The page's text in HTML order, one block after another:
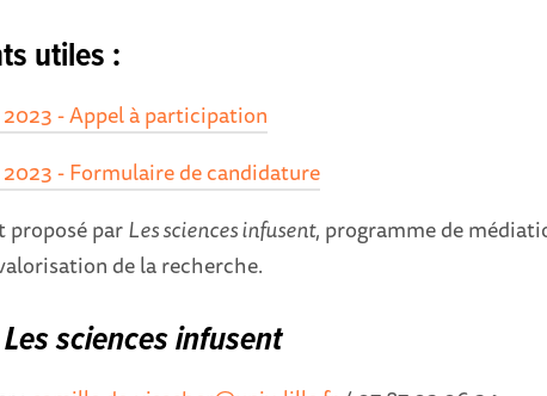
utiles :
2023 - Appel à participation
2023 - Formulaire de candidature
proposé parLes sciences infusent, programme de
de la recherche.
Les sciences infusent